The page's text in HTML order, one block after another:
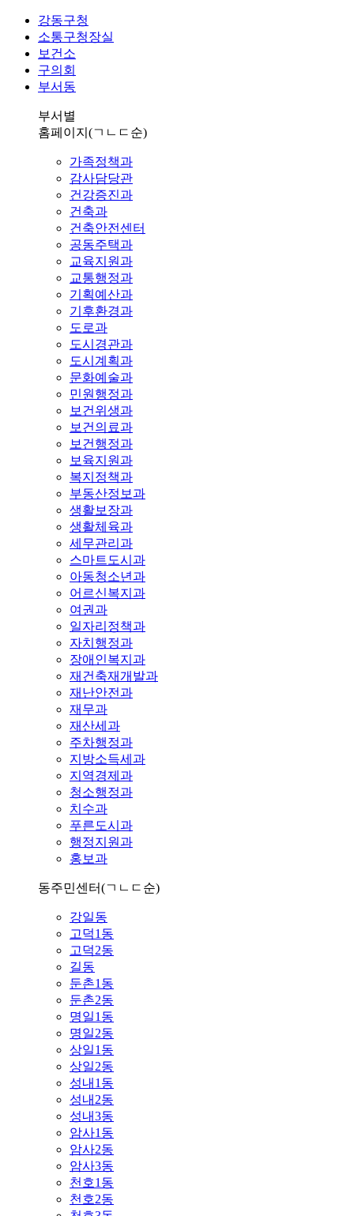
강동구청
소통구청장실
보건소
구의회
부서동
부서별
홈페이지 (ㄱㄴㄷ순)
가족정책과
감사담당관
건강증진과
건축과
건축안전센터
공동주택과
교육지원과
교통행정과
기획예산과
기후환경과
도로과
도시경관과
도시계획과
문화예술과
민원행정과
보건위생과
보건의료과
보건행정과
보육지원과
복지정책과
부동산정보과
생활보장과
생활체육과
세무관리과
스마트도시과
아동청소년과
어르신복지과
여권과
일자리정책과
자치행정과
장애인복지과
재건축재개발과
재난안전과
재무과
재산세과
주차행정과
지방소득세과
지역경제과
청소행정과
치수과
푸른도시과
행정지원과
홍보과
동주민센터(ㄱㄴㄷ순)
강일동
고덕1동
고덕2동
길동
둔촌1동
둔촌2동
명일1동
명일2동
상일1동
상일2동
성내1동
성내2동
성내3동
암사1동
암사2동
암사3동
천호1동
천호2동